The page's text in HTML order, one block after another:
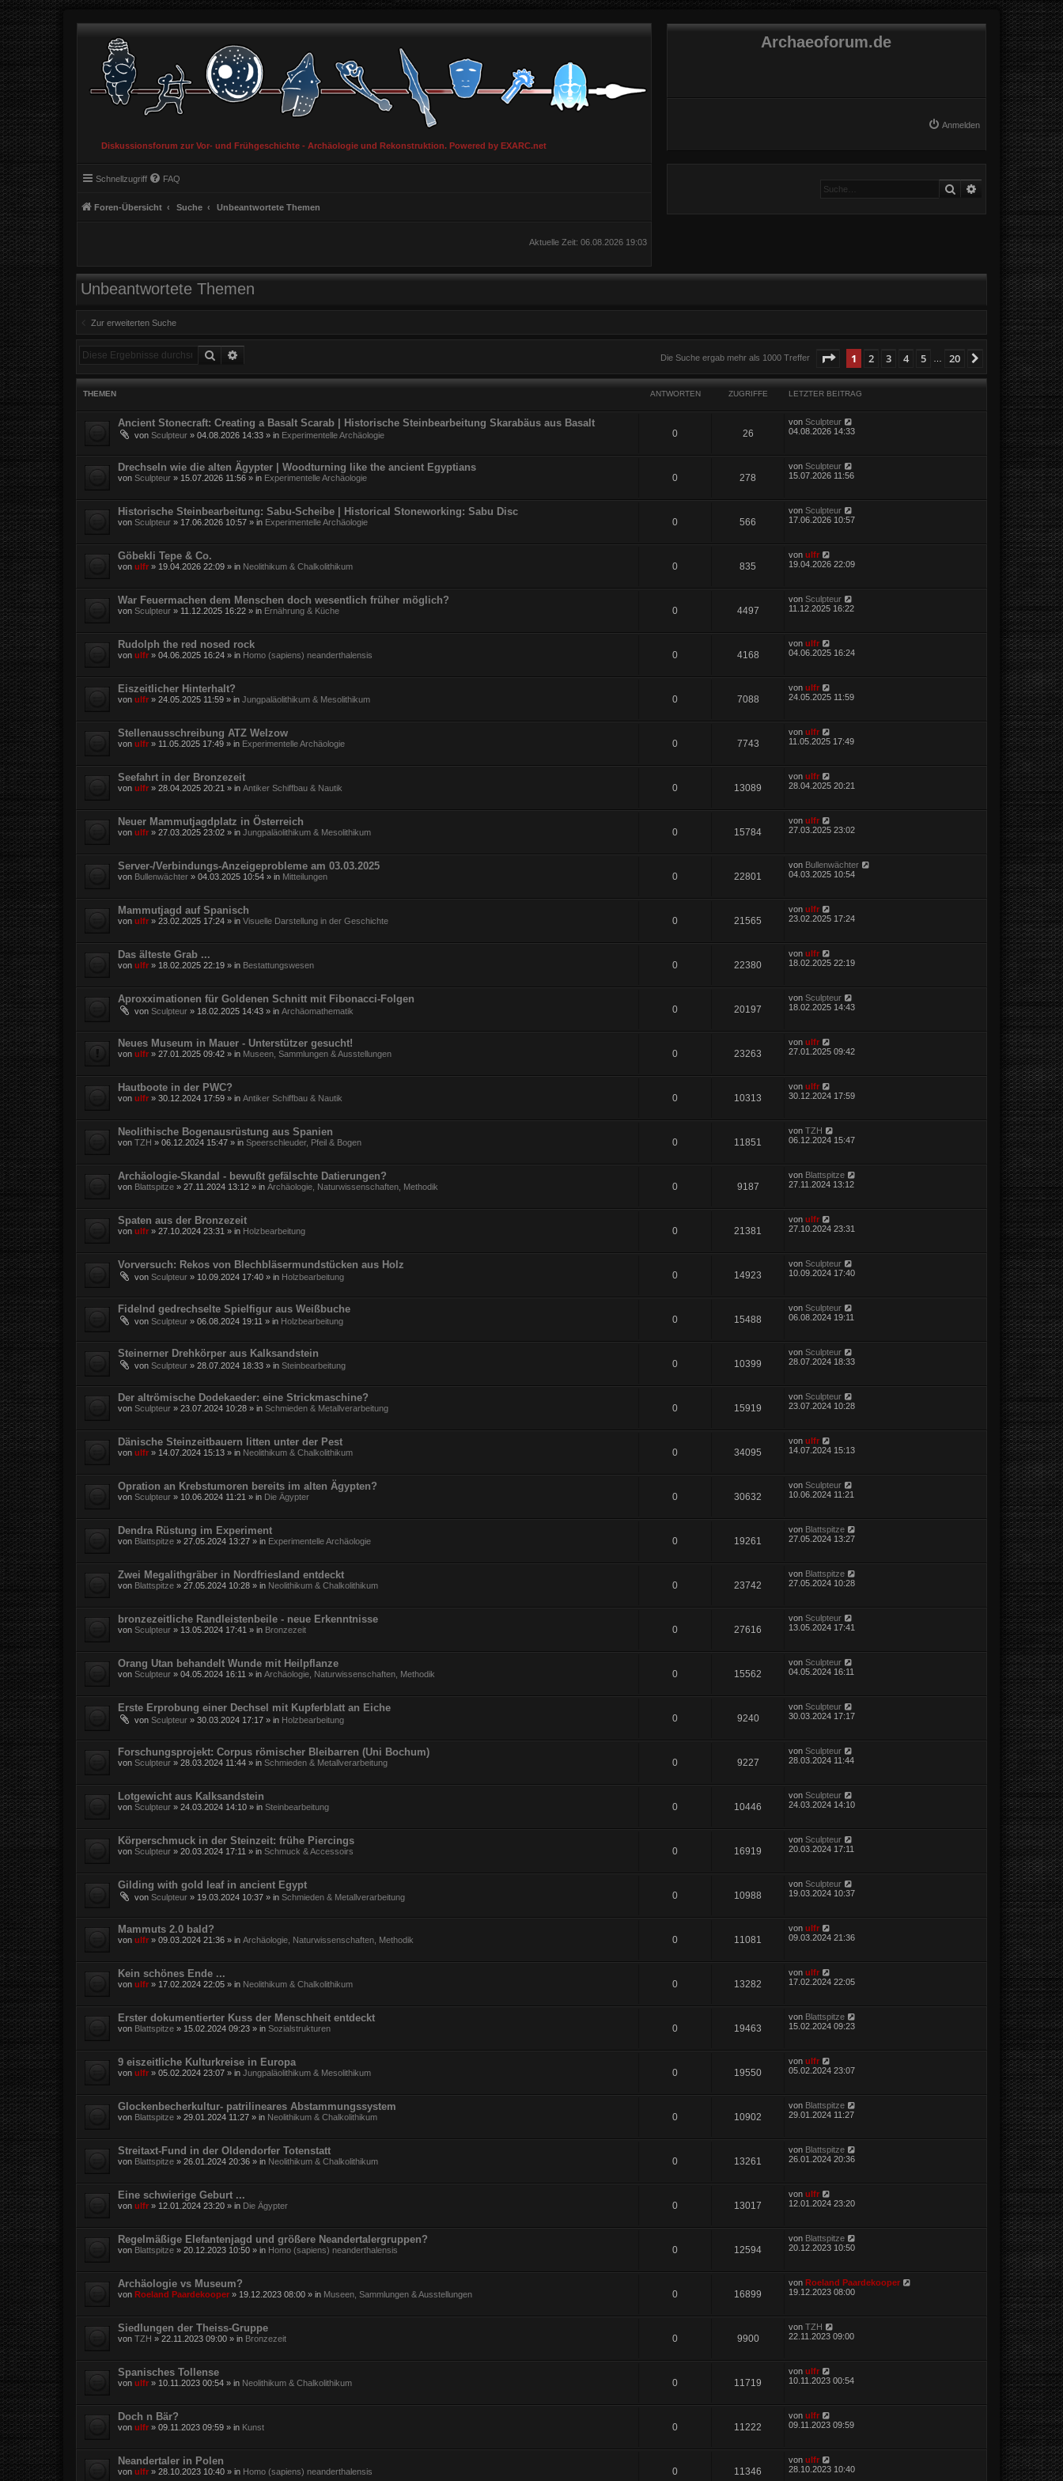
Diskussionsforum zur Vor- und Frühgeschichte - Archäologie und Rekonstruktion. Powered by EXARC.net
Archaeoforum.de
Anmelden
Schnellzugriff FAQ
Foren-Übersicht Suche Unbeantwortete Themen
Suche Erweiterte Suche
Aktuelle Zeit: 06.08.2026 19:03
Unbeantwortete Themen
Zur erweiterten Suche
Suche Die Suche ergab mehr als 1000 Treffer Seite von20
1 2 3 4 5 20 Nächste
THEMEN ANTWORTEN ZUGRIFFE LETZTER BEITRAG
Ancient Stonecraft: Creating a Basalt Scarab | Historische Steinbearbeitung Skarabäus aus Basalt
von Sculpteur » 04.08.2026 14:33 » in Experimentelle Archäologie 0 26
von Sculpteur
04.08.2026 14:33
Drechseln wie die alten Ägypter | Woodturning like the ancient Egyptians
von Sculpteur » 15.07.2026 11:56 » in Experimentelle Archäologie 0 278
von Sculpteur
15.07.2026 11:56
Historische Steinbearbeitung: Sabu-Scheibe | Historical Stoneworking: Sabu Disc
von Sculpteur » 17.06.2026 10:57 » in Experimentelle Archäologie 0 566
von Sculpteur
17.06.2026 10:57
Göbekli Tepe & Co.
von ulfr » 19.04.2026 22:09 » in Neolithikum & Chalkolithikum 0 835
von ulfr
19.04.2026 22:09
War Feuermachen dem Menschen doch wesentlich früher möglich?
von Sculpteur » 11.12.2025 16:22 » in Ernährung & Küche 0 4497
von Sculpteur
11.12.2025 16:22
Rudolph the red nosed rock
von ulfr » 04.06.2025 16:24 » in Homo (sapiens) neanderthalensis 0 4168
von ulfr
04.06.2025 16:24
Eiszeitlicher Hinterhalt?
von ulfr » 24.05.2025 11:59 » in Jungpaläolithikum & Mesolithikum 0 7088
von ulfr
24.05.2025 11:59
Stellenausschreibung ATZ Welzow
von ulfr » 11.05.2025 17:49 » in Experimentelle Archäologie 0 7743
von ulfr
11.05.2025 17:49
Seefahrt in der Bronzezeit
von ulfr » 28.04.2025 20:21 » in Antiker Schiffbau & Nautik 0 13089
von ulfr
28.04.2025 20:21
Neuer Mammutjagdplatz in Österreich
von ulfr » 27.03.2025 23:02 » in Jungpaläolithikum & Mesolithikum 0 15784
von ulfr
27.03.2025 23:02
Server-/Verbindungs-Anzeigeprobleme am 03.03.2025
von Bullenwächter » 04.03.2025 10:54 » in Mitteilungen 0 22801
von Bullenwächter
04.03.2025 10:54
Mammutjagd auf Spanisch
von ulfr » 23.02.2025 17:24 » in Visuelle Darstellung in der Geschichte 0 21565
von ulfr
23.02.2025 17:24
Das älteste Grab ...
von ulfr » 18.02.2025 22:19 » in Bestattungswesen 0 22380
von ulfr
18.02.2025 22:19
Aproxximationen für Goldenen Schnitt mit Fibonacci-Folgen
von Sculpteur » 18.02.2025 14:43 » in Archäomathematik 0 20197
von Sculpteur
18.02.2025 14:43
Neues Museum in Mauer - Unterstützer gesucht!
von ulfr » 27.01.2025 09:42 » in Museen, Sammlungen & Ausstellungen 0 23263
von ulfr
27.01.2025 09:42
Hautboote in der PWC?
von ulfr » 30.12.2024 17:59 » in Antiker Schiffbau & Nautik 0 10313
von ulfr
30.12.2024 17:59
Neolithische Bogenausrüstung aus Spanien
von TZH » 06.12.2024 15:47 » in Speerschleuder, Pfeil & Bogen 0 11851
von TZH
06.12.2024 15:47
Archäologie-Skandal - bewußt gefälschte Datierungen?
von Blattspitze » 27.11.2024 13:12 » in Archäologie, Naturwissenschaften, Methodik 0 9187
von Blattspitze
27.11.2024 13:12
Spaten aus der Bronzezeit
von ulfr » 27.10.2024 23:31 » in Holzbearbeitung 0 21381
von ulfr
27.10.2024 23:31
Vorversuch: Rekos von Blechbläsermundstücken aus Holz
von Sculpteur » 10.09.2024 17:40 » in Holzbearbeitung 0 14923
von Sculpteur
10.09.2024 17:40
Fidelnd gedrechselte Spielfigur aus Weißbuche
von Sculpteur » 06.08.2024 19:11 » in Holzbearbeitung 0 15488
von Sculpteur
06.08.2024 19:11
Steinerner Drehkörper aus Kalksandstein
von Sculpteur » 28.07.2024 18:33 » in Steinbearbeitung 0 10399
von Sculpteur
28.07.2024 18:33
Der altrömische Dodekaeder: eine Strickmaschine?
von Sculpteur » 23.07.2024 10:28 » in Schmieden & Metallverarbeitung 0 15919
von Sculpteur
23.07.2024 10:28
Dänische Steinzeitbauern litten unter der Pest
von ulfr » 14.07.2024 15:13 » in Neolithikum & Chalkolithikum 0 34095
von ulfr
14.07.2024 15:13
Opration an Krebstumoren bereits im alten Ägypten?
von Sculpteur » 10.06.2024 11:21 » in Die Ägypter 0 30632
von Sculpteur
10.06.2024 11:21
Dendra Rüstung im Experiment
von Blattspitze » 27.05.2024 13:27 » in Experimentelle Archäologie 0 19261
von Blattspitze
27.05.2024 13:27
Zwei Megalithgräber in Nordfriesland entdeckt
von Blattspitze » 27.05.2024 10:28 » in Neolithikum & Chalkolithikum 0 23742
von Blattspitze
27.05.2024 10:28
bronzezeitliche Randleistenbeile - neue Erkenntnisse
von Sculpteur » 13.05.2024 17:41 » in Bronzezeit 0 27616
von Sculpteur
13.05.2024 17:41
Orang Utan behandelt Wunde mit Heilpflanze
von Sculpteur » 04.05.2024 16:11 » in Archäologie, Naturwissenschaften, Methodik 0 15562
von Sculpteur
04.05.2024 16:11
Erste Erprobung einer Dechsel mit Kupferblatt an Eiche
von Sculpteur » 30.03.2024 17:17 » in Holzbearbeitung 0 9240
von Sculpteur
30.03.2024 17:17
Forschungsprojekt: Corpus römischer Bleibarren (Uni Bochum)
von Sculpteur » 28.03.2024 11:44 » in Schmieden & Metallverarbeitung 0 9227
von Sculpteur
28.03.2024 11:44
Lotgewicht aus Kalksandstein
von Sculpteur » 24.03.2024 14:10 » in Steinbearbeitung 0 10446
von Sculpteur
24.03.2024 14:10
Körperschmuck in der Steinzeit: frühe Piercings
von Sculpteur » 20.03.2024 17:11 » in Schmuck & Accessoirs 0 16919
von Sculpteur
20.03.2024 17:11
Gilding with gold leaf in ancient Egypt
von Sculpteur » 19.03.2024 10:37 » in Schmieden & Metallverarbeitung 0 10988
von Sculpteur
19.03.2024 10:37
Mammuts 2.0 bald?
von ulfr » 09.03.2024 21:36 » in Archäologie, Naturwissenschaften, Methodik 0 11081
von ulfr
09.03.2024 21:36
Kein schönes Ende ...
von ulfr » 17.02.2024 22:05 » in Neolithikum & Chalkolithikum 0 13282
von ulfr
17.02.2024 22:05
Erster dokumentierter Kuss der Menschheit entdeckt
von Blattspitze » 15.02.2024 09:23 » in Sozialstrukturen 0 19463
von Blattspitze
15.02.2024 09:23
9 eiszeitliche Kulturkreise in Europa
von ulfr » 05.02.2024 23:07 » in Jungpaläolithikum & Mesolithikum 0 19550
von ulfr
05.02.2024 23:07
Glockenbecherkultur- patrilineares Abstammungssystem
von Blattspitze » 29.01.2024 11:27 » in Neolithikum & Chalkolithikum 0 10902
von Blattspitze
29.01.2024 11:27
Streitaxt-Fund in der Oldendorfer Totenstatt
von Blattspitze » 26.01.2024 20:36 » in Neolithikum & Chalkolithikum 0 13261
von Blattspitze
26.01.2024 20:36
Eine schwierige Geburt ...
von ulfr » 12.01.2024 23:20 » in Die Ägypter 0 13017
von ulfr
12.01.2024 23:20
Regelmäßige Elefantenjagd und größere Neandertalergruppen?
von Blattspitze » 20.12.2023 10:50 » in Homo (sapiens) neanderthalensis 0 12594
von Blattspitze
20.12.2023 10:50
Archäologie vs Museum?
von Roeland Paardekooper » 19.12.2023 08:00 » in Museen, Sammlungen & Ausstellungen 0 16899
von Roeland Paardekooper
19.12.2023 08:00
Siedlungen der Theiss-Gruppe
von TZH » 22.11.2023 09:00 » in Bronzezeit 0 9900
von TZH
22.11.2023 09:00
Spanisches Tollense
von ulfr » 10.11.2023 00:54 » in Neolithikum & Chalkolithikum 0 11719
von ulfr
10.11.2023 00:54
Doch n Bär?
von ulfr » 09.11.2023 09:59 » in Kunst 0 11222
von ulfr
09.11.2023 09:59
Neandertaler in Polen
von ulfr » 28.10.2023 10:40 » in Homo (sapiens) neanderthalensis 0 11346
von ulfr
28.10.2023 10:40